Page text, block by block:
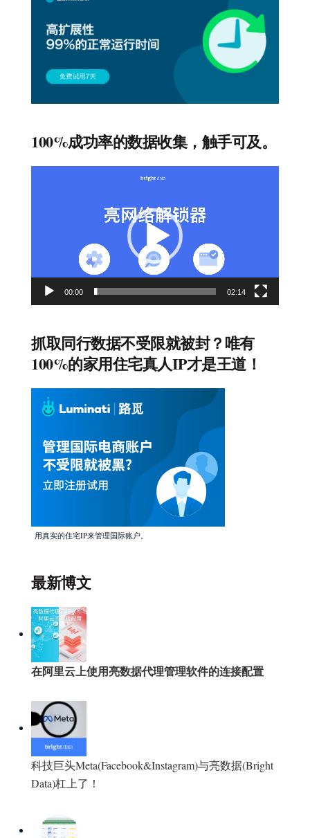
100%成功率的数据收集，触手可及。
00:00 02:14
抓取同行数据不受限就被封？唯有
100%的家用住宅真人IP才是王道！
用真实的住宅IP来管理国际账户。
最新博文
在阿里云上使用亮数据代理管理软件的连接配置
科技巨头Meta(Facebook&Instagram)与亮数据(Bright
Data)杠上了！